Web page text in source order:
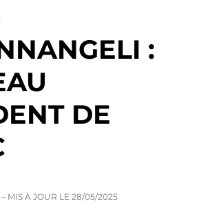
:
DE
– MIS À JOUR LE 28/05/2025